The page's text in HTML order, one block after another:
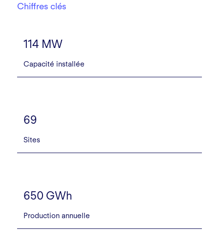
Chiffres clés
114 MW
Capacité installée
69
Sites
650 GWh
Production annuelle